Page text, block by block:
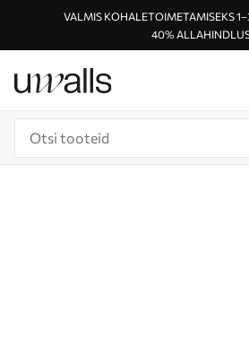
VALMIS KOHALETOIMETAMISEKS
40%